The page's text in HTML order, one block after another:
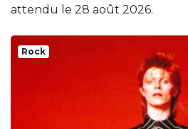
attendu le 28 août 2026.
Rock